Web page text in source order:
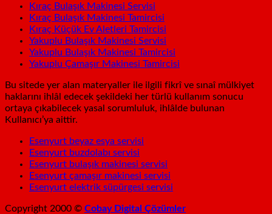
Kıraç Bulaşık Makinesi Servisi
Kıraç Bulaşık Makinesi Tamircisi
Kıraç Küçük Ev Aletleri Tamircisi
Yakuplu Bulaşık Makinesi Servisi
Yakuplu Bulaşık Makinesi Tamircisi
Yakuplu Çamaşır Makinesi Tamircisi
Bu sitede yer alan materyaller ile ilgili fikrî ve sınaî mülkiyet
haklarını ihlâl edecek şekildeki her türlü kullanım sonucu
ortaya çıkabilecek yasal sorumluluk, ihlâlde bulunan
Kullanıcı’ya aittir.
Esenyurt beyaz esya servisi
Esenyurt buzdolabı servisi
Esenyurt bulaşık makinesi servisi
Esenyurt çamaşır makinesi servisi
Esenyurt elektrik süpürgesi servisi
Copyright 2000 © Cobay Digital Çözümler